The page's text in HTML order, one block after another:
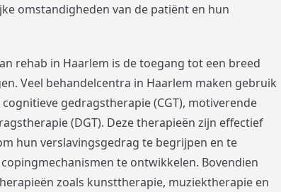
omstandigheden van de patiënt en hun
rehab in Haarlem is de toegang tot een breed
Veel behandelcentra in Haarlem maken gebruik
gedragstherapie (CGT), motiverende
(DGT). Deze therapieën zijn effectief
hun verslavingsgedrag te begrijpen en te
te ontwikkelen. Bovendien
zoals kunsttherapie, muziektherapie en